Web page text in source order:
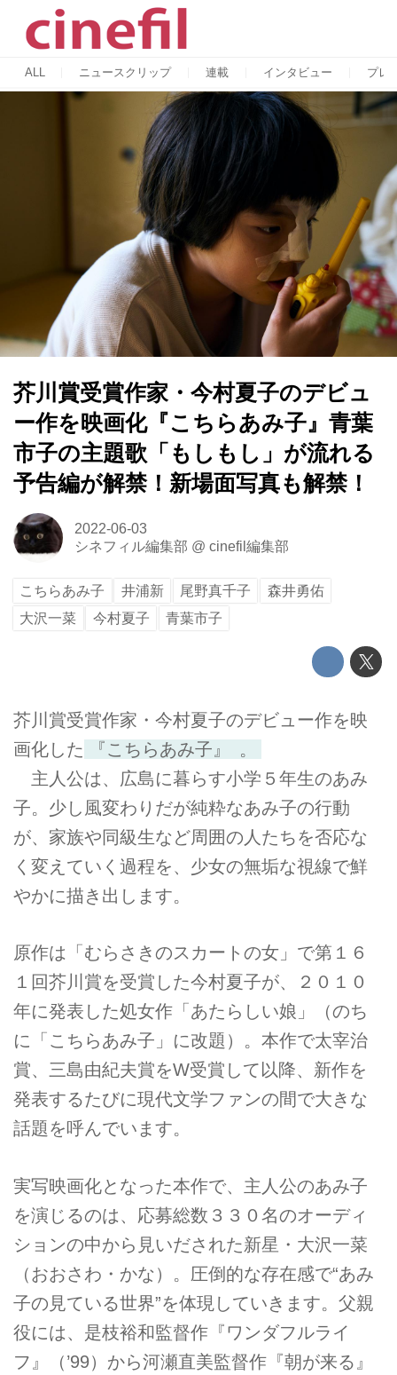
ALL ニュースクリップ 連載 インタビュー プレ
芥川賞受賞作家・今村夏子のデビュ
ー作を映画化『こちらあみ子』青葉
市子の主題歌「もしもし」が流れる
予告編が解禁！新場面写真も解禁！
2022-06-03
シネフィル編集部 @ cinefil編集部
こちらあみ子 井浦新 尾野真千子
森井勇佑
大沢一菜
今村夏子 青葉市子
芥川賞受賞作家・今村夏子のデビュー作を映
画化した
『こちらあみ子』
。
主人公は、広島に暮らす小学５年生のあみ
子。少し風変わりだが純粋なあみ子の行動
が、家族や同級生など周囲の人たちを否応な
く変えていく過程を、少女の無垢な視線で鮮
やかに描き出します。
原作は「むらさきのスカートの女」で第１６
１回芥川賞を受賞した今村夏子が、２０１０
年に発表した処女作「あたらしい娘」（のち
に「こちらあみ子」に改題）。本作で太宰治
賞、三島由紀夫賞をW受賞して以降、新作を
発表するたびに現代文学ファンの間で大きな
話題を呼んでいます。
実写映画化となった本作で、主人公のあみ子
を演じるのは、応募総数３３０名のオーディ
ションの中から見いだされた新星・大沢一菜
（おおさわ・かな）。圧倒的な存在感で“あみ
子の見ている世界”を体現していきます。父親
役には、是枝裕和監督作『ワンダフルライ
フ』（’99）から河瀬直美監督作『朝が来る』